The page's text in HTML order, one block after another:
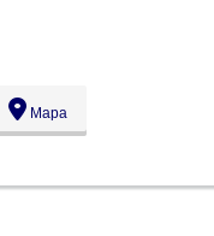
- 18:00
- 18:00
Mapa